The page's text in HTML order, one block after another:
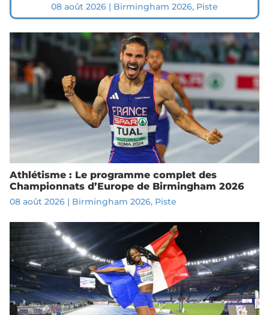
08 août 2026 | Birmingham 2026, Piste
Athlétisme : Le programme complet des
Championnats d’Europe de Birmingham 2026
08 août 2026| Birmingham 2026, Piste